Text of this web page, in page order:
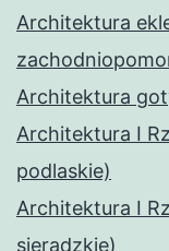
Architektura
Architektura
Architektura I
podlaskie)
Architektura I
sieradzkie)